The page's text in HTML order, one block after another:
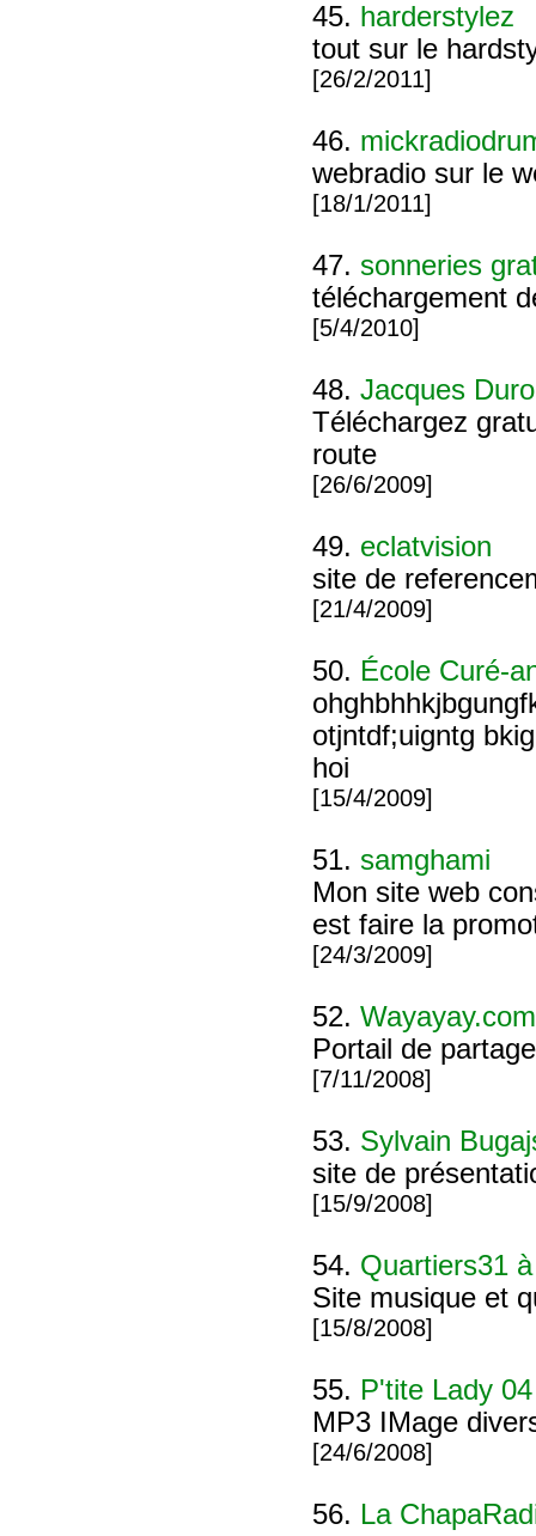
45. harderstylez
tout sur le
[26/2/2011]
46.
webradio sur le
[18/1/2011]
47. sonneries
téléchargement
[5/4/2010]
48. Jacques
Téléchargez
route
[26/6/2009]
49. eclatvision
site de
[21/4/2009]
50. École Curé-
otjntdf;uigntg
hoi
[15/4/2009]
51. samghami
Mon site web
est faire la
[24/3/2009]
52. Wayayay.com
Portail de
[7/11/2008]
53. Sylvain
site de
[15/9/2008]
54. Quartiers31
Site musique et
[15/8/2008]
55. P'tite Lady 04
MP3 IMage
[24/6/2008]
56. La